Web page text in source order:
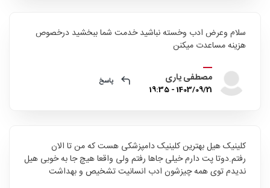
سلام وعرض ادب وخسته نباشید خدمت شما ببخشید درخصوص
هزینه مساعدت میکنن
مصطفی یاری
1403/09/21 - 19:35
پاسخ
کلینیک هیل بهترین کلینیک دامپزشکی هست که من تا الان
رفتم.دوتا پت دارم خیلی جاها رفتم ولی واقعا هیچ جا به خوبی هیل
ندیدم توی همه چیزشون ادب انسانیت تشخیص و بهداشت